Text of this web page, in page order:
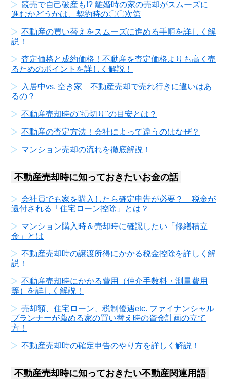
競売で自己破産も!? 離婚時の家の売却がスムーズに
進むかどうかは、契約時の〇〇次第
不動産の買い替えをスムーズに進める手順を詳しく解
説！
査定価格と成約価格！不動産を査定価格よりも高く売
るためのポイントを詳しく解説！
入居中vs. 空き家 不動産売却で売れ行きに違いはあ
るの？
不動産売却時の"損切り"の目安とは？
不動産の査定方法！会社によって違うのはなぜ？
マンション売却の流れを徹底解説！
不動産売却時に知っておきたいお金の話
会社員でも家を購入したら確定申告が必要？ 税金が
還付される「住宅ローン控除」とは？
マンション購入時＆売却時に確認したい「修繕積立
金」とは
不動産売却時の譲渡所得にかかる税金控除を詳しく解
説！
不動産売却時にかかる費用（仲介手数料・測量費用
等）を詳しく解説！
売却額、住宅ローン、税制優遇etc. ファイナンシャル
プランナーが薦める家の買い替え時の資金計画の立て
方！
不動産売却時の確定申告のやり方を詳しく解説！
不動産売却時に知っておきたい不動産関連用語